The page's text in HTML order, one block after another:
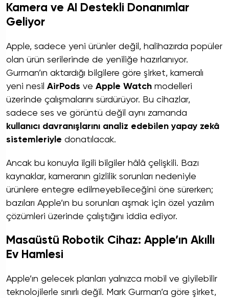
Kamera ve AI Destekli Donanımlar
Geliyor
Apple, sadece yeni ürünler değil, halihazırda popüler
olan ürün serilerinde de yeniliğe hazırlanıyor.
Gurman’ın aktardığı bilgilere göre şirket, kameralı
yeni nesil AirPods ve Apple Watch modelleri
üzerinde çalışmalarını sürdürüyor. Bu cihazlar,
sadece ses ve görüntü değil aynı zamanda
kullanıcı davranışlarını analiz edebilen yapay zekâ
sistemleriyle donatılacak.
Ancak bu konuyla ilgili bilgiler hâlâ çelişkili. Bazı
kaynaklar, kameranın gizlilik sorunları nedeniyle
ürünlere entegre edilmeyebileceğini öne sürerken;
bazıları Apple’ın bu sorunları aşmak için özel yazılım
çözümleri üzerinde çalıştığını iddia ediyor.
Masaüstü Robotik Cihaz: Apple’ın Akıllı
Ev Hamlesi
Apple’ın gelecek planları yalnızca mobil ve giyilebilir
teknolojilerle sınırlı değil. Mark Gurman’a göre şirket,